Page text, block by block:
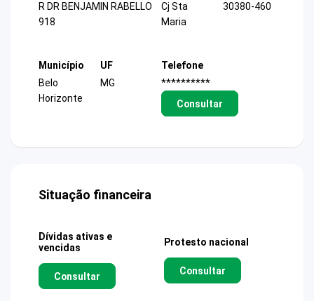
R DR BENJAMIN RABELLO
918
Cj Sta
Maria
30380-460
Município
Belo
Horizonte
UF
MG
Telefone
**********
Consultar
Situação financeira
Dívidas ativas e
vencidas
Consultar
Protesto nacional
Consultar